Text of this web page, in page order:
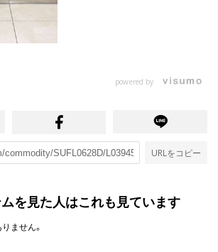
powered by
URLをコピー
を見た人はこれも見ています
ません。